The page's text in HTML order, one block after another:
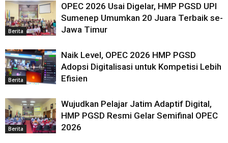
Berita
OPEC 2026 Usai Digelar, HMP PGSD UPI
Sumenep Umumkan 20 Juara Terbaik se-
Jawa Timur
Berita
Naik Level, OPEC 2026 HMP PGSD
Adopsi Digitalisasi untuk Kompetisi Lebih
Efisien
Berita
Wujudkan Pelajar Jatim Adaptif Digital,
HMP PGSD Resmi Gelar Semifinal OPEC
2026